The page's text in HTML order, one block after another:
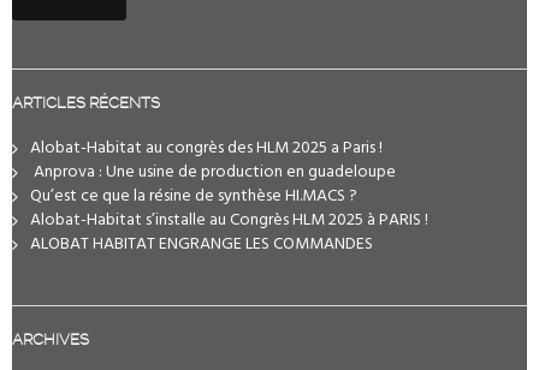
ARTICLES RÉCENTS
Alobat-Habitat au congrès des HLM 2025 a Paris !
️ Anprova : Une usine de production en guadeloupe
Qu’est ce que la résine de synthèse HI.MACS ?
Alobat-Habitat s’installe au Congrès HLM 2025 à PARIS !
ALOBAT HABITAT ENGRANGE LES COMMANDES
ARCHIVES